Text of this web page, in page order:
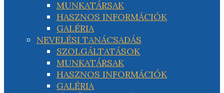
MUNKATÁRSAK
HASZNOS INFORMÁCIÓK
GALÉRIA
NEVELÉSI TANÁCSADÁS
SZOLGÁLTATÁSOK
MUNKATÁRSAK
HASZNOS INFORMÁCIÓK
GALÉRIA